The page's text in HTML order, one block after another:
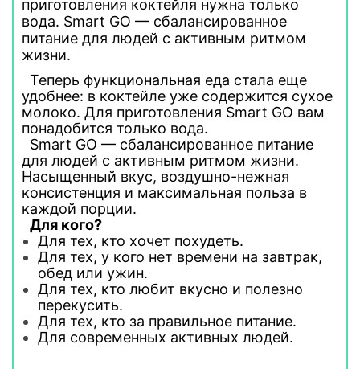
приготовления коктейля нужна только
вода. Smart GO — сбалансированное
питание для людей с активным ритмом
жизни.
Теперь функциональная еда стала еще
удобнее: в коктейле уже содержится сухое
молоко. Для приготовления Smart GO вам
понадобится только вода.
Smart GO — сбалансированное питание
для людей с активным ритмом жизни.
Насыщенный вкус, воздушно-нежная
консистенция и максимальная польза в
каждой порции.
Для кого?
Для тех, кто хочет похудеть.
Для тех, у кого нет времени на завтрак,
обед или ужин.
Для тех, кто любит вкусно и полезно
перекусить.
Для тех, кто за правильное питание.
Для современных активных людей.